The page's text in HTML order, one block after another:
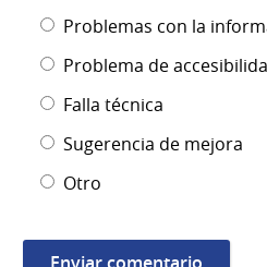
Problemas con la
Problema de
Falla técnica
Sugerencia de mejora
Otro